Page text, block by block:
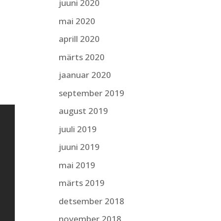
juuni 2020
mai 2020
aprill 2020
märts 2020
jaanuar 2020
september 2019
august 2019
juuli 2019
juuni 2019
mai 2019
märts 2019
detsember 2018